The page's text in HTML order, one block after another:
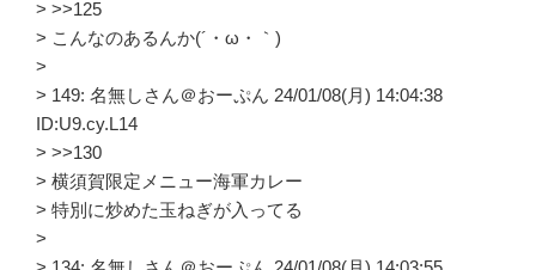
> >>125
> こんなのあるんか(´・ω・｀)
>
> 149: 名無しさん＠おーぷん 24/01/08(月) 14:04:38
ID:U9.cy.L14
> >>130
> 横須賀限定メニュー海軍カレー
> 特別に炒めた玉ねぎが入ってる
>